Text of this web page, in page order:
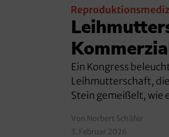
Ein Kongress
Leihmutterschaft,
Stein gemeißelt, wie
Von Norbert Schäfer
3. Februar 2026